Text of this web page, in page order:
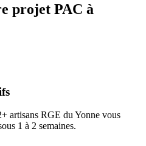
projet PAC à
artisans RGE du Yonne vous
1 à 2 semaines.